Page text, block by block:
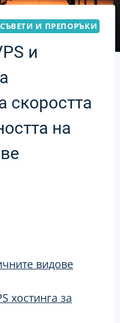
СЪВЕТИ И ПРЕПОРЪКИ
и
скоростта
на
видове
хостинга за